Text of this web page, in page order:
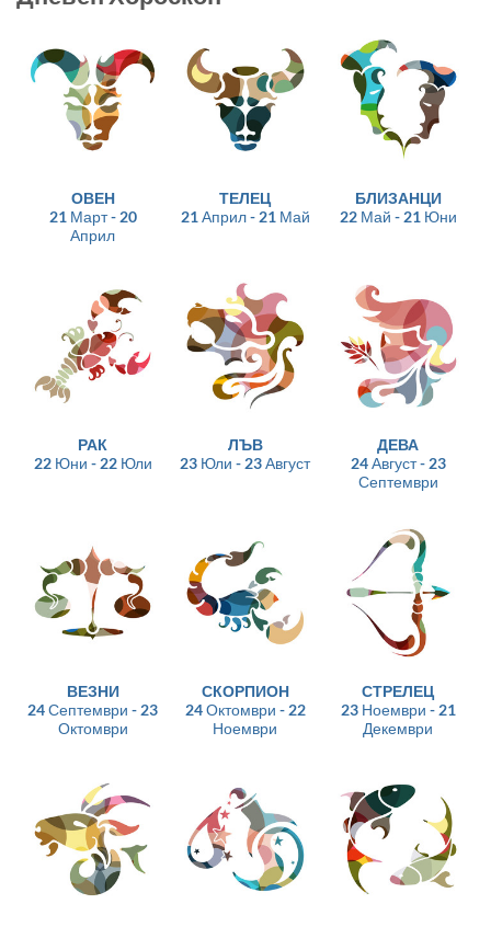
ОВЕН
21 Март - 20
Април
ТЕЛЕЦ
21 Април - 21 Май
БЛИЗАНЦИ
22 Май - 21 Юни
РАК
22 Юни - 22 Юли
ЛЪВ
23 Юли - 23 Август
ДЕВА
24 Август - 23
Септември
ВЕЗНИ
24 Септември - 23
Октомври
СКОРПИОН
24 Октомври - 22
Ноември
СТРЕЛЕЦ
23 Ноември - 21
Декември